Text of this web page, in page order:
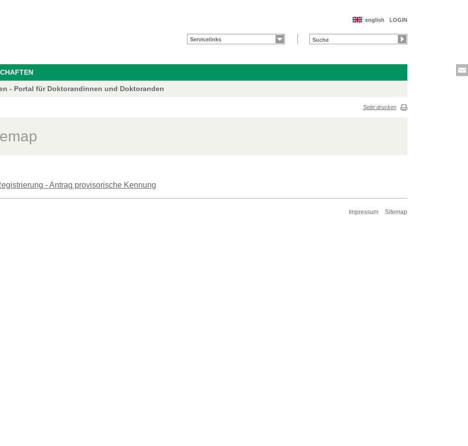
LOGIN
english
Servicelinks
- Portal für Doktorandinnen und Doktoranden
Seite drucken
- Antrag provisorische Kennung
Impressum Sitemap